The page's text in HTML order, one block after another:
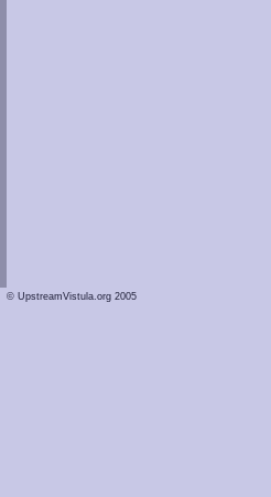
© UpstreamVistula.org 2005